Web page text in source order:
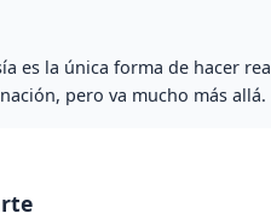
es la única forma de hacer
pero va mucho más allá.